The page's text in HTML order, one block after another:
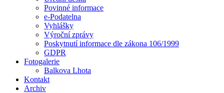
Povinné informace
e-Podatelna
Vyhlášky
Výroční zprávy
Poskytnutí informace dle zákona 106/1999
GDPR
Fotogalerie
Balkova Lhota
Kontakt
Archiv